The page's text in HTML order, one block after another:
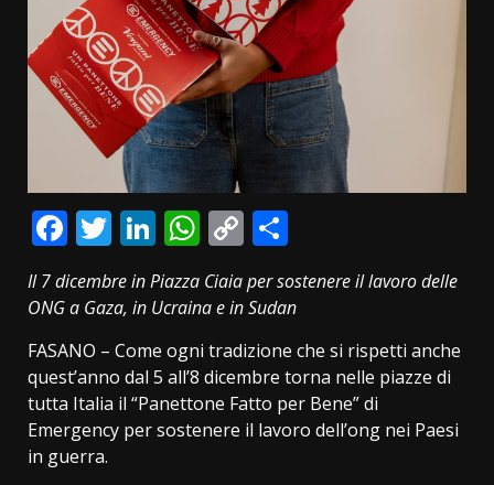
Facebook
Twitter
LinkedIn
WhatsApp
Copy
Link
Il 7 dicembre in Piazza Ciaia per sostenere il lavoro delle
ONG a Gaza, in Ucraina e in Sudan
FASANO – Come ogni tradizione che si rispetti anche
quest’anno dal 5 all’8 dicembre torna nelle piazze di
tutta Italia il “Panettone Fatto per Bene” di
Emergency per sostenere il lavoro dell’ong nei Paesi
in guerra.